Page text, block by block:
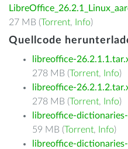
27 MB (Torrent, Info)
Quellcode
libreoffice-
278 MB (Torrent, Info)
libreoffice-
278 MB (Torrent, Info)
libreoffice-
59 MB (Torrent, Info)
libreoffice-